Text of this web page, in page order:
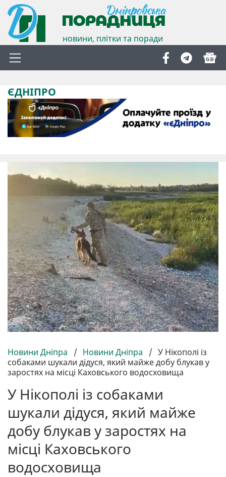
новини, плітки та поради
ЄДНІПРО
Новини Дніпра / Новини Дніпра / У Нікополі із
собаками шукали дідуся, який майже добу блукав у
заростях на місці Каховського водосховища
У Нікополі із собаками
шукали дідуся, який майже
добу блукав у заростях на
місці Каховського
водосховища